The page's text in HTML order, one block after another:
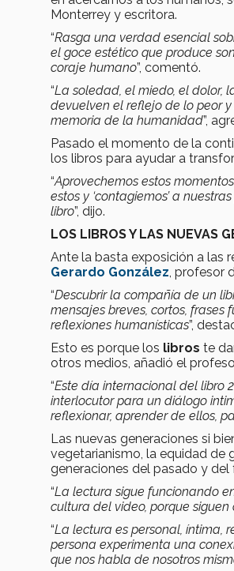
Monterrey y escritora.
“Rasga una verdad esencial
el goce estético que produce
coraje humano”, comentó.
“La soledad, el miedo, el dolor,
devuelven el reflejo de lo peor
memoria de la humanidad”,
Pasado el momento de la
los libros para ayudar a
“Aprovechemos estos
estos y ‘contagiemos’ a
libro”, dijo.
LOS LIBROS Y LAS NUEVAS
Ante la basta exposición a las
Gerardo González, profesor
“Descubrir la compañía de un
mensajes breves, cortos,
reflexiones humanísticas”,
Esto es porque los libros te
otros medios, añadió el
“Este día internacional del libro
interlocutor para un diálogo
reflexionar, aprender de ellos,
Las nuevas generaciones si
vegetarianismo, la equidad de
generaciones del pasado y
“La lectura sigue funcionando
cultura del video, porque
“La lectura es personal, íntima,
persona experimenta una
que nos habla de nosotros